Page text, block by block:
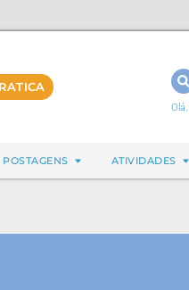
Olá,
POSTAGENS ATIVIDADES